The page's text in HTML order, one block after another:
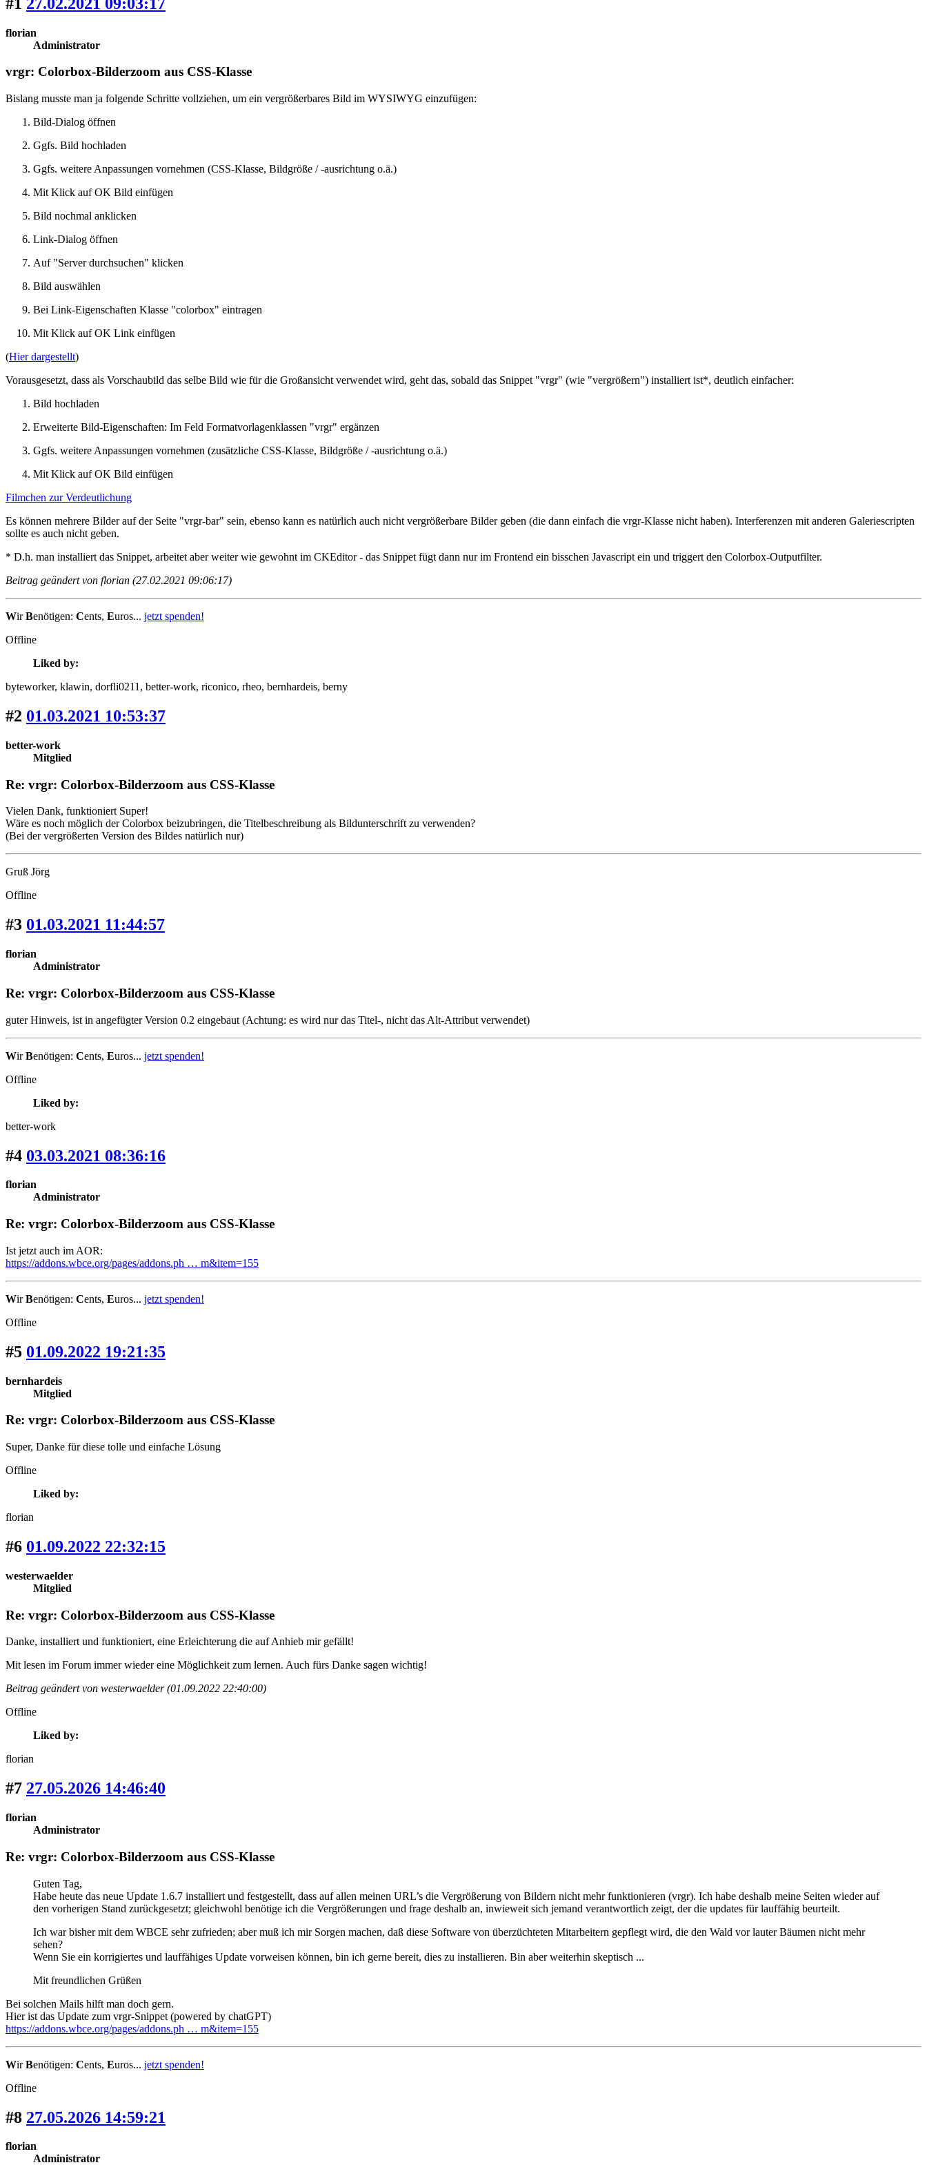
florian
Administrator
vrgr: Colorbox-Bilderzoom aus CSS-Klasse
Bislang musste man ja folgende Schritte vollziehen, um ein vergrößerbares Bild im WYSIWYG einzufügen:
Bild-Dialog öffnen
Ggfs. Bild hochladen
Ggfs. weitere Anpassungen vornehmen (CSS-Klasse, Bildgröße / -ausrichtung o.ä.)
Mit Klick auf OK Bild einfügen
Bild nochmal anklicken
Link-Dialog öffnen
Auf "Server durchsuchen" klicken
Bild auswählen
Bei Link-Eigenschaften Klasse "colorbox" eintragen
Mit Klick auf OK Link einfügen
(Hier dargestellt)
Vorausgesetzt, dass als Vorschaubild das selbe Bild wie für die Großansicht verwendet wird, geht das, sobald das Snippet "vrgr" (wie "vergrößern") installiert ist*, deutlich einfacher:
Bild hochladen
Erweiterte Bild-Eigenschaften: Im Feld Formatvorlagenklassen "vrgr" ergänzen
Ggfs. weitere Anpassungen vornehmen (zusätzliche CSS-Klasse, Bildgröße / -ausrichtung o.ä.)
Mit Klick auf OK Bild einfügen
Filmchen zur Verdeutlichung
Es können mehrere Bilder auf der Seite "vrgr-bar" sein, ebenso kann es natürlich auch nicht vergrößerbare Bilder geben (die dann einfach die vrgr-Klasse nicht haben). Interferenzen mit anderen Galeriescripten
sollte es auch nicht geben.
* D.h. man installiert das Snippet, arbeitet aber weiter wie gewohnt im CKEditor - das Snippet fügt dann nur im Frontend ein bisschen Javascript ein und triggert den Colorbox-Outputfilter.
Beitrag geändert von florian (27.02.2021 09:06:17)
WirBenötigen: Cents, Euros... jetzt spenden!
Offline
Liked by:
byteworker, klawin, dorfli0211 , better-work, riconico, rheo, bernhardeis, berny
#2 01.03.2021 10:53:37
better-work
Mitglied
Re: vrgr: Colorbox-Bilderzoom aus CSS-Klasse
Vielen Dank, funktioniert Super!
Wäre es noch möglich der Colorbox beizubringen, die Titelbeschreibung als Bildunterschrift zu verwenden?
(Bei der vergrößerten Version des Bildes natürlich nur)
Gruß Jörg
Offline
#3 01.03.2021 11:44:57
florian
Administrator
Re: vrgr: Colorbox-Bilderzoom aus CSS-Klasse
guter Hinweis, ist in angefügter Version 0.2 eingebaut (Achtung: es wird nur das Titel-, nicht das Alt-Attribut verwendet)
WirBenötigen: Cents, Euros... jetzt spenden!
Offline
Liked by:
better-work
#4 03.03.2021 08:36:16
florian
Administrator
Re: vrgr: Colorbox-Bilderzoom aus CSS-Klasse
Ist jetzt auch im AOR:
https://addons.wbce.org/pages/addons.ph … m&item=155
WirBenötigen: Cents, Euros... jetzt spenden!
Offline
#5 01.09.2022 19:21:35
bernhardeis
Mitglied
Re: vrgr: Colorbox-Bilderzoom aus CSS-Klasse
Super, Danke für diese tolle und einfache Lösung
Offline
Liked by:
florian
#6 01.09.2022 22:32:15
westerwaelder
Mitglied
Re: vrgr: Colorbox-Bilderzoom aus CSS-Klasse
Danke, installiert und funktioniert, eine Erleichterung die auf Anhieb mir gefällt!
Mit lesen im Forum immer wieder eine Möglichkeit zum lernen. Auch fürs Danke sagen wichtig!
Beitrag geändert von westerwaelder (01.09.2022 22:40:00)
Offline
Liked by:
florian
#7 27.05.2026 14:46:40
florian
Administrator
Re: vrgr: Colorbox-Bilderzoom aus CSS-Klasse
Guten Tag,
Habe heute das neue Update 1.6.7 installiert und festgestellt, dass auf allen meinen URL’s die Vergrößerung von Bildern nicht mehr funktionieren (vrgr). Ich habe deshalb meine Seiten wieder auf
den vorherigen Stand zurückgesetzt; gleichwohl benötige ich die Vergrößerungen und frage deshalb an, inwieweit sich jemand verantwortlich zeigt, der die updates für lauffähig beurteilt.
Ich war bisher mit dem WBCE sehr zufrieden; aber muß ich mir Sorgen machen, daß diese Software von überzüchteten Mitarbeitern gepflegt wird, die den Wald vor lauter Bäumen nicht mehr
sehen?
Wenn Sie ein korrigiertes und lauffähiges Update vorweisen können, bin ich gerne bereit, dies zu installieren. Bin aber weiterhin skeptisch ...
Mit freundlichen Grüßen
Bei solchen Mails hilft man doch gern.
Hier ist das Update zum vrgr-Snippet (powered by chatGPT)
https://addons.wbce.org/pages/addons.ph … m&item=155
WirBenötigen: Cents, Euros... jetzt spenden!
Offline
#8 27.05.2026 14:59:21
florian
Administrator